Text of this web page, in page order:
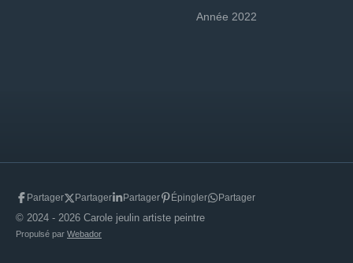
Année 2022
Partager Partager Partager Épingler Partager
© 2024 - 2026 Carole jeulin artiste peintre
Propulsé par Webador